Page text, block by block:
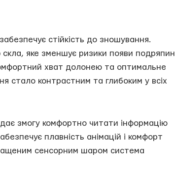
стійкість до зношування.
яке зменшує ризики появи подряпин
хват долонею та оптимальне
стало контрастним та глибоким у всіх
змогу комфортно читати інформацію
плавність анімацій і комфорт
сенсорним шаром система